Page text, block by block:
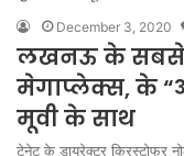
December 3, 2020
लखनऊ के सबसे
मेगाप्लेक्स, के
मूवी के साथ
टेनेट के डायरेक्टर क्रिस्टोफर